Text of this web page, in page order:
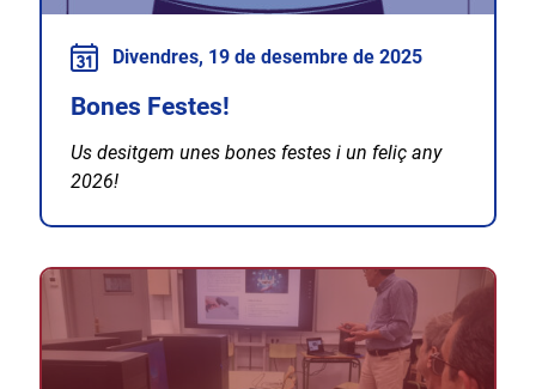
Divendres, 19 de desembre de 2025
Bones Festes!
Us desitgem unes bones festes i un feliç any
2026!